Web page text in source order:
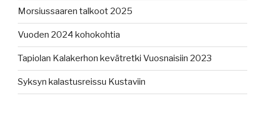
Morsiussaaren talkoot 2025
Vuoden 2024 kohokohtia
Tapiolan Kalakerhon kevätretki Vuosnaisiin 2023
Syksyn kalastusreissu Kustaviin